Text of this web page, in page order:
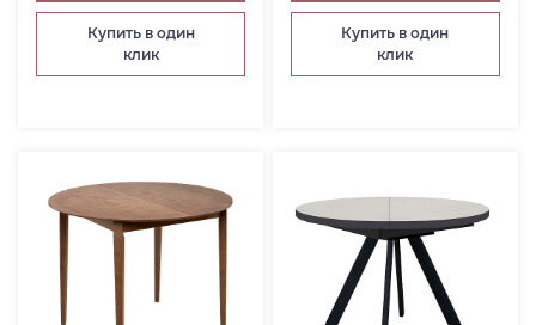
Коллекция
Купить в один
клик
Купить в один
клик